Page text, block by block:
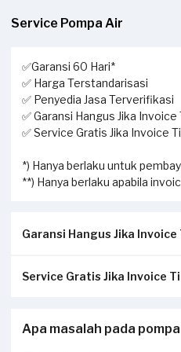
Service Pompa Air
✅Garansi 60 Hari*
✅ Harga Terstandarisasi
✅ Penyedia Jasa Terverifikasi
✅ Garansi Hangus Jika
✅ Service Gratis Jika Invoice
*) Hanya berlaku untuk
**) Hanya berlaku apabila
Garansi Hangus Jika Invoice
Pastikan kwitansi/invoice
Invoice akan dikirimkan via
Jika tidak sesuai, garansi akan
Service Gratis Jika Invoice
pengerjaan service di
Apa masalah pada